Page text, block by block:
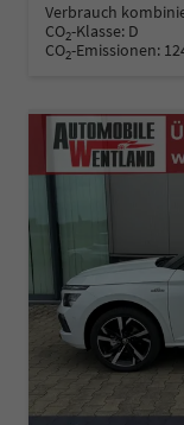
Verbrauch
CO2-Klasse: D
CO2-Emissionen: